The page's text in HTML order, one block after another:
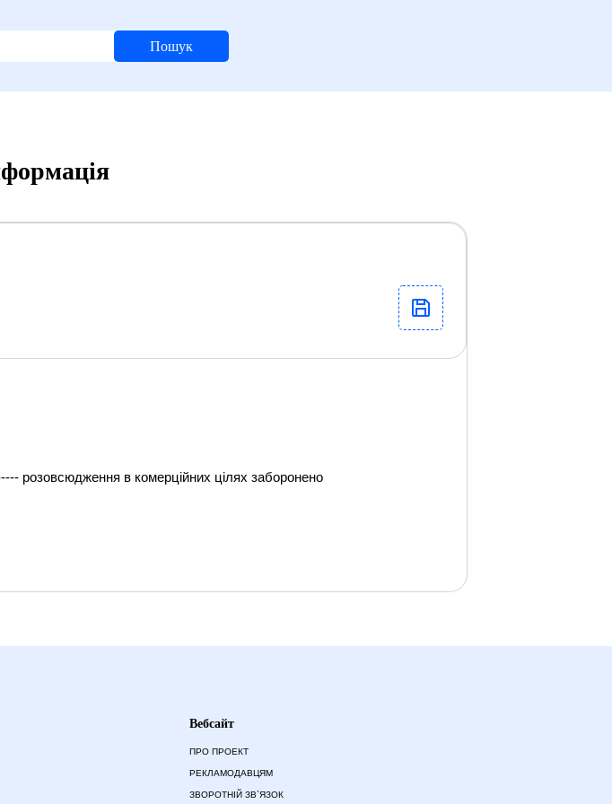
Пошук
розовсюдження в комерційних цілях заборонено
Вебсайт
ПРО ПРОЕКТ
РЕКЛАМОДАВЦЯМ
ЗВОРОТНІЙ ЗВ`ЯЗОК